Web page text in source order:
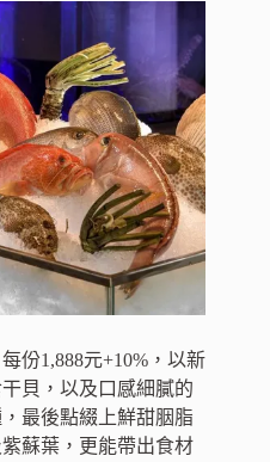
份1,888元+10%，以新
貝，以及口感細膩的
最後點綴上鮮甜胭脂
蘇葉，更能帶出食材